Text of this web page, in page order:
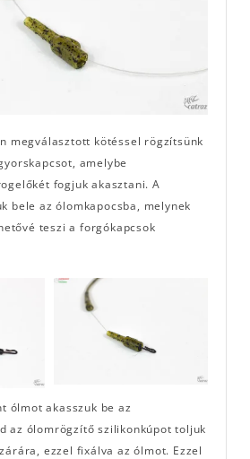
megválasztott kötéssel rögzítsünk
amelybe
fogjuk akasztani. A
bele az ólomkapocsba, melynek
teszi a forgókapcsok
ólmot akasszuk be az
az ólomrögzítő szilikonkúpot toljuk
ezzel fixálva az ólmot. Ezzel